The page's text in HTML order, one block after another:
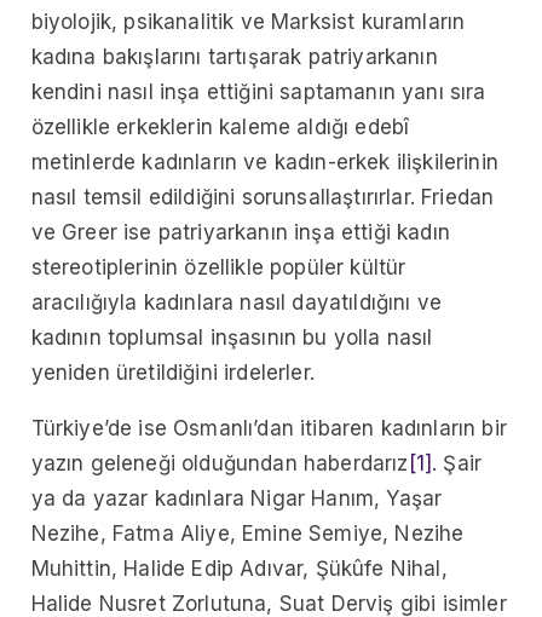
biyolojik, psikanalitik ve Marksist kuramların
kadına bakışlarını tartışarak patriyarkanın
kendini nasıl inşa ettiğini saptamanın yanı sıra
özellikle erkeklerin kaleme aldığı edebî
metinlerde kadınların ve kadın-erkek ilişkilerinin
nasıl temsil edildiğini sorunsallaştırırlar. Friedan
ve Greer ise patriyarkanın inşa ettiği kadın
stereotiplerinin özellikle popüler kültür
aracılığıyla kadınlara nasıl dayatıldığını ve
kadının toplumsal inşasının bu yolla nasıl
yeniden üretildiğini irdelerler.
Türkiye’de ise Osmanlı’dan itibaren kadınların bir
yazın geleneği olduğundan haberdarız [1] . Şair
ya da yazar kadınlara Nigar Hanım, Yaşar
Nezihe, Fatma Aliye, Emine Semiye, Nezihe
Muhittin, Halide Edip Adıvar, Şükûfe Nihal,
Halide Nusret Zorlutuna, Suat Derviş gibi isimler